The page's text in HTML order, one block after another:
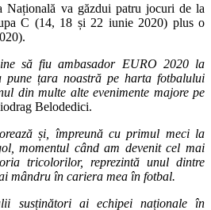
va găzdui patru jocuri de la
C (14, 18 și 22 iunie 2020) plus o
să fiu ambasador EURO 2020 la
pune țara noastră pe harta fotbalului
din multe alte evenimente majore pe
Belodedici.
și, împreună cu primul meci la
momentul când am devenit cel mai
tricolorilor, reprezintă unul dintre
mândru în cariera mea în fotbal.
susținători ai echipei naționale în